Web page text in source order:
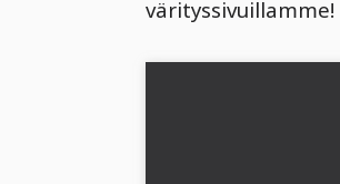
värityssivuillamme!